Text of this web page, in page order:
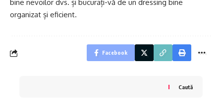
bine nevoilor dvs. și bucurați-vă de un dressing bine
organizat și eficient.
Facebook
Caută